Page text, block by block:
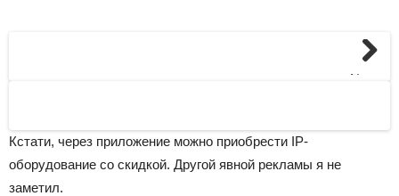
Next
Кстати, через приложение можно приобрести IP-
оборудование со скидкой. Другой явной рекламы я не
заметил.